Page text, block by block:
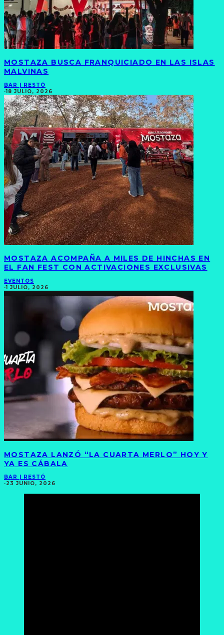
MOSTAZA BUSCA FRANQUICIADO EN LAS ISLAS
MALVINAS
BAR | RESTÓ
·18 JULIO, 2026
MOSTAZA ACOMPAÑA A MILES DE HINCHAS EN
EL FAN FEST CON ACTIVACIONES EXCLUSIVAS
EVENTOS
·1 JULIO, 2026
MOSTAZA LANZÓ “LA CUARTA MERLO” HOY Y
YA ES CÁBALA
BAR | RESTÓ
·23 JUNIO, 2026